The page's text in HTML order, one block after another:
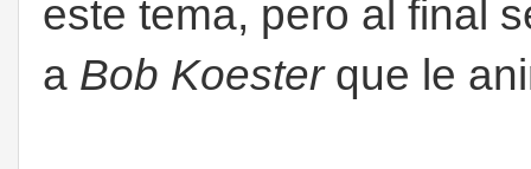
este tema, pero al final
a Bob Koester que le